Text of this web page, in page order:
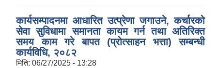
कार्यसम्पादनमा आधारित उत्प्रेणा जगाउने, कर्चारको
सेवा सुविधामा समानता कायम गर्न तथा अतिरिक्त
समय काम गरे बापत (प्रोत्साहन भत्ता) सम्बन्धी
कार्यविधि, २०८२
मिति: 06/27/2025 - 13:28